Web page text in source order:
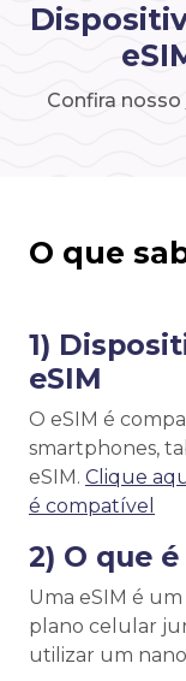
Confira nosso
O que
1)
eSIM
O eSIM é
smartphones,
eSIM. Clique
é compatível
2) O que
Uma eSIM é
plano celular
utilizar um